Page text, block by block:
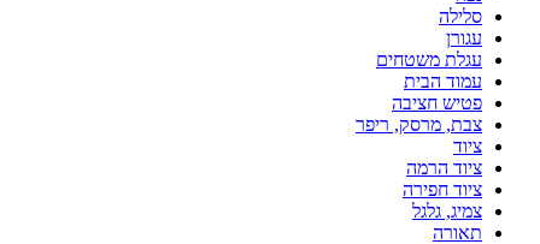
סלילה
עגורן
עגלת משטחים
עמוד הבית
פטיש חציבה
צבת, מרסק, ריפר
ציוד
ציוד הרמה
ציוד חפירה
צמיג, גלגל
תאורה